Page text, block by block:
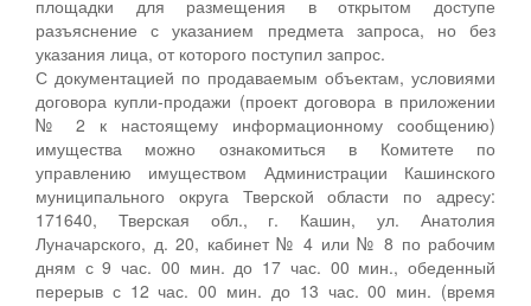
площадки для размещения в открытом доступе
разъяснение с указанием предмета запроса, но без
указания лица, от которого поступил запрос.
С документацией по продаваемым объектам, условиями
договора купли-продажи (проект договора в приложении
№ 2 к настоящему информационному сообщению)
имущества можно ознакомиться в Комитете по
управлению имуществом Администрации Кашинского
муниципального округа Тверской области по адресу:
171640, Тверская обл., г. Кашин, ул. Анатолия
Луначарского, д. 20, кабинет № 4 или № 8 по рабочим
дням с 9 час. 00 мин. до 17 час. 00 мин., обеденный
перерыв с 12 час. 00 мин. до 13 час. 00 мин. (время